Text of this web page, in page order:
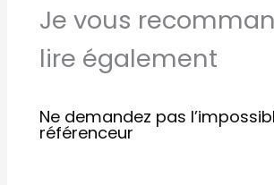
Je vous
lire également
Ne demandez pas
référenceur